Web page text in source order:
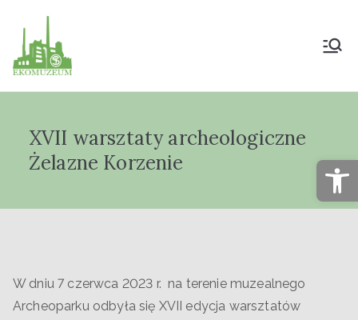
Muzeum Przyrody
"Ekomuzeum" im.
XVII warsztaty archeologiczne
Żelazne Korzenie
W dniu 7 czerwca 2023 r. na terenie muzealnego
Archeoparku odbyła się XVII edycja warsztatów